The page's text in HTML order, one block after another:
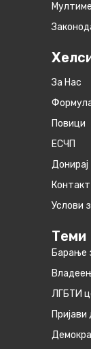
За Нас
Повици
ЕСЧП
Донирај
Контакт
Услови
Теми
Барање
ЛГБТИ